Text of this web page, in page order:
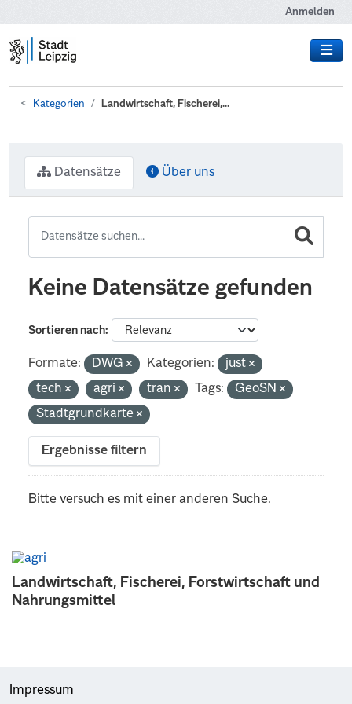
Anmelden
Kategorien Landwirtschaft, Fischerei,...
Landwirtschaft, Fischerei, Forstwirtschaft und
Nahrungsmittel
Datensätze Über uns
Keine Datensätze gefunden
Sortieren nach
Formate: DWG Kategorien:
just
tech
agri tran Tags:
GeoSN
Stadtgrundkarte
Ergebnisse filtern
Bitte versuch es mit einer anderen Suche.
Impressum